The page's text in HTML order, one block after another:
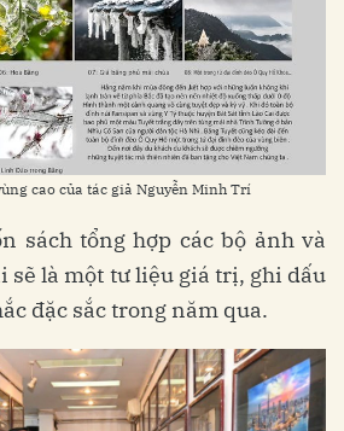
cao của tác giả Nguyễn Minh Trí
sách tổng hợp các bộ ảnh và
sẽ là một tư liệu giá trị, ghi dấu
đặc sắc trong năm qua.